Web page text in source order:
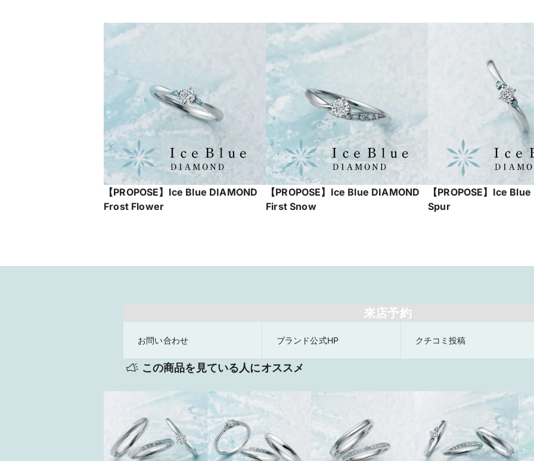
【PROPOSE】Ice Blue DIAMOND
Frost Flower
【PROPOSE】Ice Blue DIAMOND
First Snow
【PROPOSE】Ice
Spur
来店予約
お問い合わせ ブランド公式HP クチコミ投稿
この商品を見ている人にオススメ